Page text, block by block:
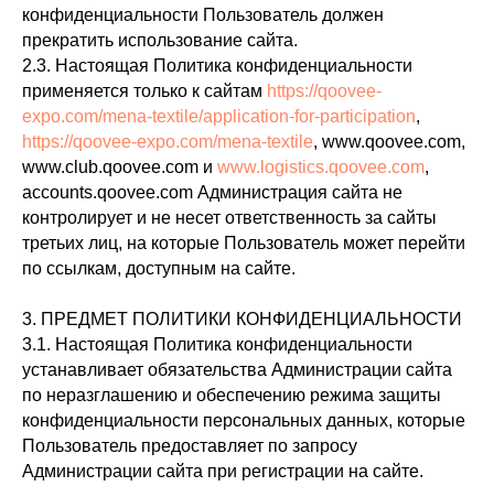
конфиденциальности Пользователь должен
прекратить использование сайта.
2.3. Настоящая Политика конфиденциальности
применяется только к сайтам https://qoovee-
expo.com/mena-textile/application-for-participation,
https://qoovee-expo.com/mena-textile, www.qoovee.com,
www.club.qoovee.com и www.logistics.qoovee.com,
accounts.qoovee.com Администрация сайта не
контролирует и не несет ответственность за сайты
третьих лиц, на которые Пользователь может перейти
по ссылкам, доступным на сайте.
3. ПРЕДМЕТ ПОЛИТИКИ КОНФИДЕНЦИАЛЬНОСТИ
3.1. Настоящая Политика конфиденциальности
устанавливает обязательства Администрации сайта
по неразглашению и обеспечению режима защиты
конфиденциальности персональных данных, которые
Пользователь предоставляет по запросу
Администрации сайта при регистрации на сайте.